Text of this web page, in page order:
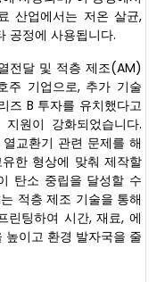
산업에서는 저온 살균,
공정에 사용됩니다.
전달 및 적층 제조(AM)
주 기업으로, 추가 기술
즈 B 투자를 유치했다고
원이 강화되었습니다.
교환기 관련 문제를 해
한 형상에 맞춰 제작할
탄소 중립을 달성할 수
적층 제조 기술을 통해
린팅하여 시간, 재료, 에
이고 환경 발자국을 줄